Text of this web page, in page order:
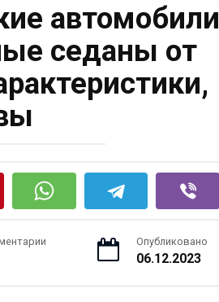
автомобили
седаны от
Опубликовано
06.12.2023